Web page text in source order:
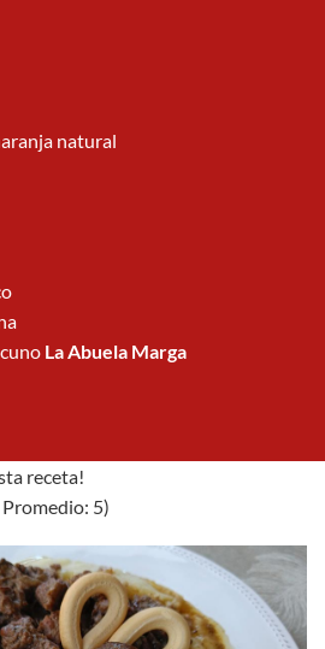
natural
La Abuela Marga
receta!
Promedio: 5)